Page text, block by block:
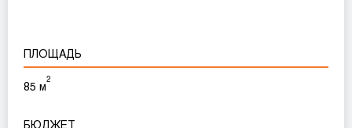
ПЛОЩАДЬ
85 м
2
БЮДЖЕТ